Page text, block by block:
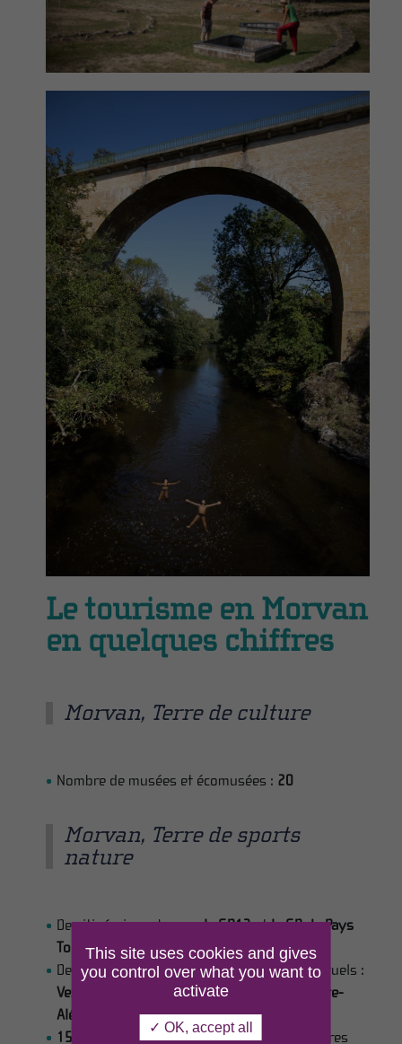
Le tourisme en Morvan
en quelques chiffres
Morvan, Terre de culture
Nombre de musées et écomusées : 20
Morvan, Terre de sports
nature
Des itinéraires phares :le GR13etle GR de Pays
Tour du Morvan
Des itinéraires historiques, cultuels et spirituels :
Vezelay-St-Jacques-de-Compostelle
Bibracte-
Alésia
les chemins pèlerins
1500 km
de sentiers de randonnées pédestres
This site uses cookies and gives
you control over what you want to
activate
✓ OK, accept all